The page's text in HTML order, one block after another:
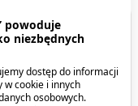
powoduje
niezbędnych
dostęp do informacji
w cookie i innych
osobowych.